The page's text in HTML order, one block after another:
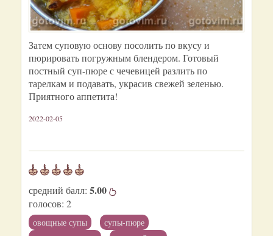
Затем суповую основу посолить по вкусу и
пюрировать погружным блендером. Готовый
постный суп-пюре с чечевицей разлить по
тарелкам и подавать, украсив свежей зеленью.
Приятного аппетита!
2022-02-05
средний балл: 5.00
голосов: 2
овощные супы
супы-пюре